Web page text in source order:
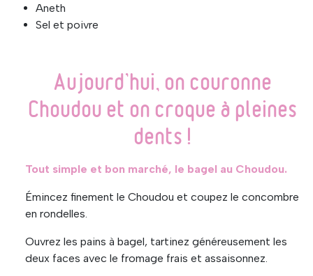
Aneth
Sel et poivre
Aujourd’hui, on couronne
Choudou et on croque à pleines
dents !
Tout simple et bon marché, le bagel au Choudou.
Émincez finement le Choudou et coupez le concombre
en rondelles.
Ouvrez les pains à bagel, tartinez généreusement les
deux faces avec le fromage frais et assaisonnez.